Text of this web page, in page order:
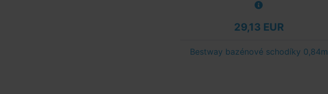
29,13 EUR
Bestway bazénové schodíky 0,84m